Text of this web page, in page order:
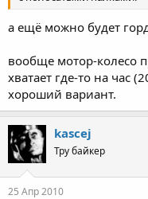
а ещё можно будет
вообще мотор-колесо
хватает где-то на час
хороший вариант.
kascej
Тру байкер
25 Апр 2010